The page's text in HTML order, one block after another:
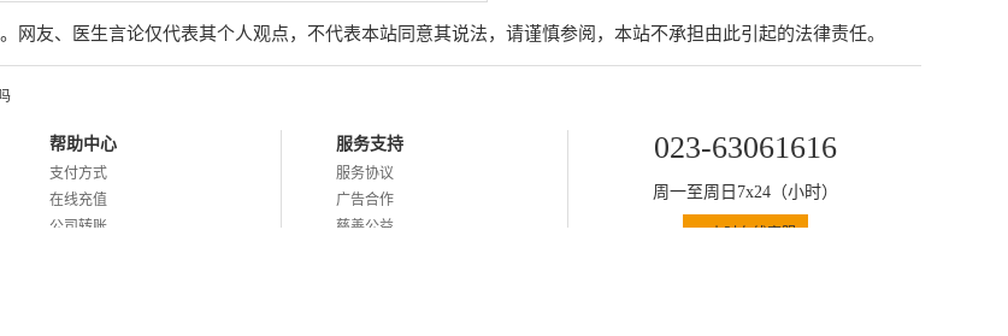
友、医生言论仅代表其个人观点，不代表本站同意其说法，请谨慎参阅，本站不承担由此引起的法律责任。
帮助中心
支付方式
在线充值
公司转账
服务支持
服务协议
广告合作
慈善公益
023-63061616
周一至周日7x24（小时）